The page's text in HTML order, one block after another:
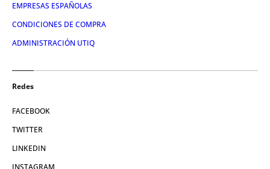
EMPRESAS ESPAÑOLAS
CONDICIONES DE COMPRA
ADMINISTRACIÓN UTIQ
Redes
FACEBOOK
TWITTER
LINKEDIN